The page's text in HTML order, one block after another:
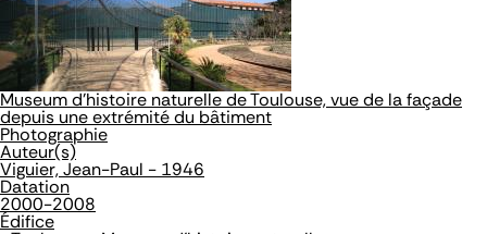
Museum d'histoire naturelle de Toulouse, vue de la façade
depuis une extrémité du bâtiment
Photographie
Auteur(s)
Viguier, Jean-Paul - 1946
Datation
2000-2008
Édifice